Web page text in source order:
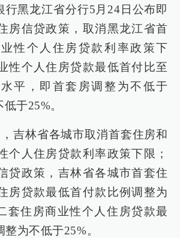
行黑龙江省分行5月24日公布即
房信贷政策，取消黑龙江省首
性个人住房贷款利率政策下
性个人住房贷款最低首付比至
平，即首套房调整为不低于
于25%。
吉林省各城市取消首套住房和
个人住房贷款利率政策下限；
贷政策，吉林省各城市首套住
房贷款最低首付款比例调整为
套住房商业性个人住房贷款最
为不低于25%。